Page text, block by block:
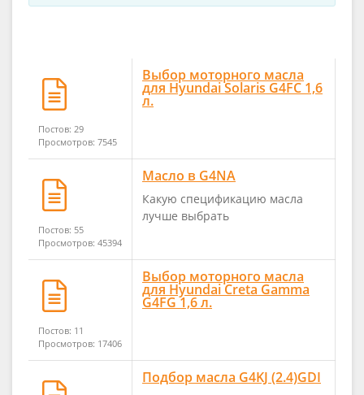
Постов: 29
Просмотров: 7545
Выбор моторного масла
для Hyundai Solaris G4FC 1,6
л.
Постов: 55
Просмотров: 45394
Масло в G4NA
Какую спецификацию масла
лучше выбрать
Постов: 11
Просмотров: 17406
Выбор моторного масла
для Hyundai Creta Gamma
G4FG 1,6 л.
Подбор масла G4KJ (2.4)GDI